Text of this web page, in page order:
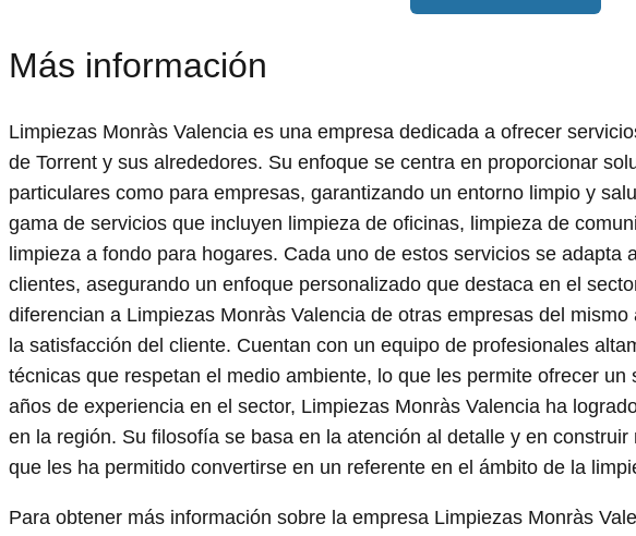
Más información
Limpiezas Monràs Valencia es una empresa dedicada a ofrecer
de Torrent y sus alrededores. Su enfoque se centra en proporcionar
particulares como para empresas, garantizando un entorno limpio y
gama de servicios que incluyen limpieza de oficinas, limpieza de
limpieza a fondo para hogares. Cada uno de estos servicios se adapta
clientes, asegurando un enfoque personalizado que destaca en el
diferencian a Limpiezas Monràs Valencia de otras empresas del
la satisfacción del cliente. Cuentan con un equipo de profesionales
técnicas que respetan el medio ambiente, lo que les permite ofrecer
años de experiencia en el sector, Limpiezas Monràs Valencia ha
en la región. Su filosofía se basa en la atención al detalle y en
que les ha permitido convertirse en un referente en el ámbito de la
Para obtener más información sobre la empresa Limpiezas Monràs